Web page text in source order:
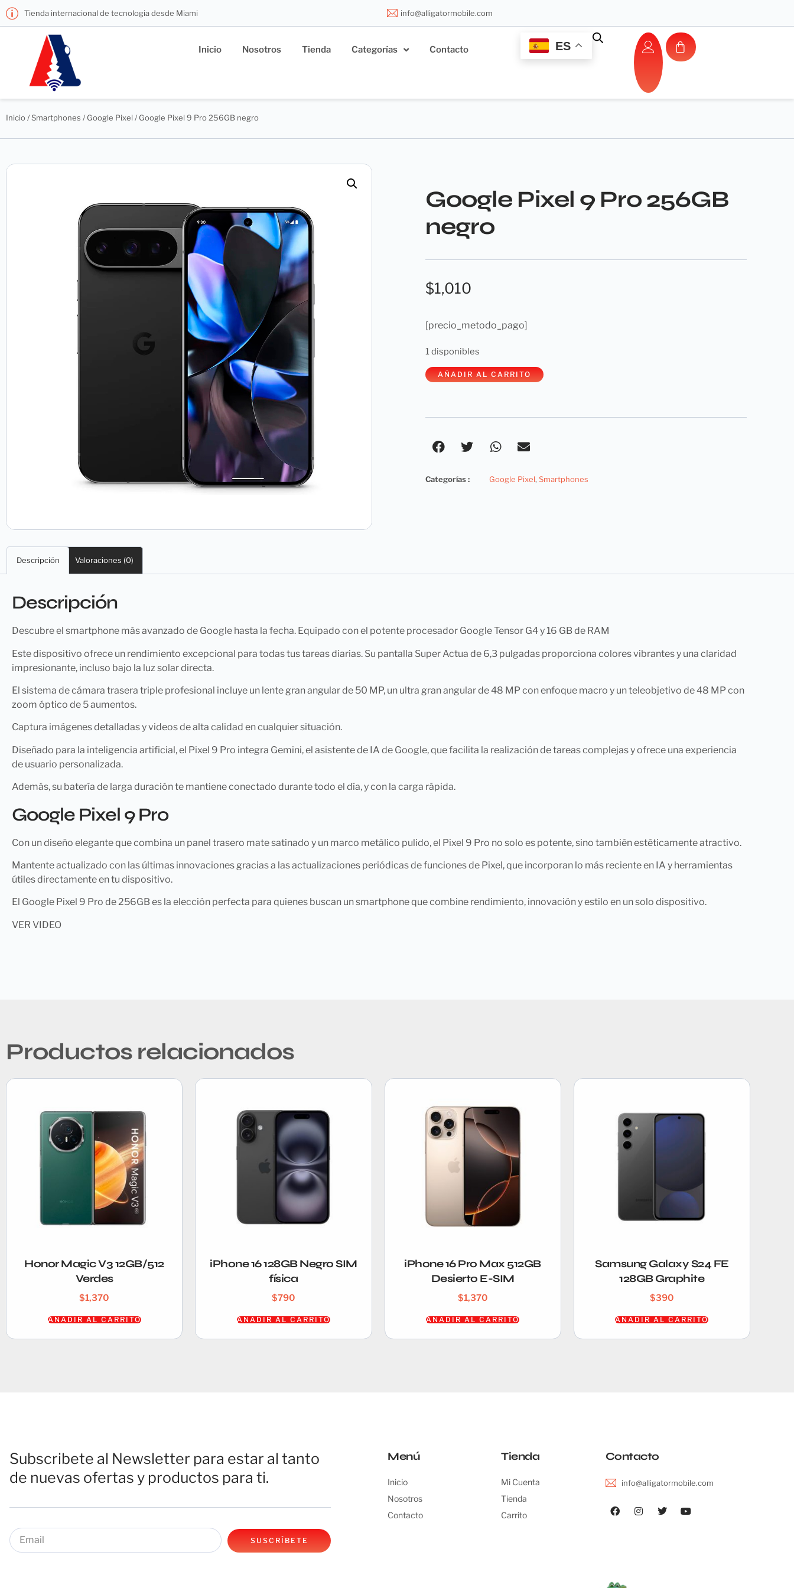
Tienda internacional de tecnologia desde Miami info@alligatormobile.com
Inicio Nosotros Tienda Categorías Contacto ES
Inicio/Smartphones / Google Pixel / Google Pixel 9 Pro 256GB negro
Google Pixel 9 Pro 256GB
negro
$1,010
[precio_metodo_pago]
1 disponibles
AÑADIR AL CARRITO
Categorías : Google Pixel, Smartphones
Descripción Valoraciones (0)
Descripción
Descubre el smartphone más avanzado de Google hasta la fecha. Equipado con el potente procesador Google Tensor G4 y 16 GB de RAM
Este dispositivo ofrece un rendimiento excepcional para todas tus tareas diarias. Su pantalla Super Actua de 6,3 pulgadas proporciona colores vibrantes y una claridad
impresionante, incluso bajo la luz solar directa.
El sistema de cámara trasera triple profesional incluye un lente gran angular de 50 MP, un ultra gran angular de 48 MP con enfoque macro y un teleobjetivo de 48 MP con
zoom óptico de 5 aumentos.
Captura imágenes detalladas y videos de alta calidad en cualquier situación.
Diseñado para la inteligencia artificial, el Pixel 9 Pro integra Gemini, el asistente de IA de Google, que facilita la realización de tareas complejas y ofrece una experiencia
de usuario personalizada.
Además, su batería de larga duración te mantiene conectado durante todo el día, y con la carga rápida.
Google Pixel 9 Pro
Con un diseño elegante que combina un panel trasero mate satinado y un marco metálico pulido, el Pixel 9 Pro no solo es potente, sino también estéticamente atractivo.
Mantente actualizado con las últimas innovaciones gracias a las actualizaciones periódicas de funciones de Pixel, que incorporan lo más reciente en IA y herramientas
útiles directamente en tu dispositivo.
El Google Pixel 9 Pro de 256GB es la elección perfecta para quienes buscan un smartphone que combine rendimiento, innovación y estilo en un solo dispositivo.
VER VIDEO
Productos relacionados
Honor Magic V3 12GB/512
Verdes
$1,370
AÑADIR AL CARRITO
iPhone 16 128GB Negro SIM
física
$790
AÑADIR AL CARRITO
iPhone 16 Pro Max 512GB
Desierto E-SIM
$1,370
AÑADIR AL CARRITO
Samsung Galaxy S24 FE
128GB Graphite
$390
AÑADIR AL CARRITO
Subscribete al Newsletter para estar al tanto
de nuevas ofertas y productos para ti.
SUSCRÍBETE
Menú
Inicio
Nosotros
Contacto
Tienda
Mi Cuenta
Tienda
Carrito
Contacto
info@alligatormobile.com